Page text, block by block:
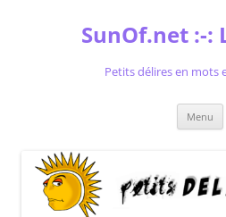
SunOf.net :-:
Petits délires en mots
Menu